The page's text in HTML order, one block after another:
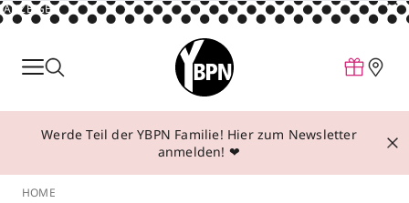
ANZEIGE
Parfum
Make-up
Behandlungen
Werde Teil der YBPN Familie! Hier zum Newsletter
anmelden! ❤
HOME